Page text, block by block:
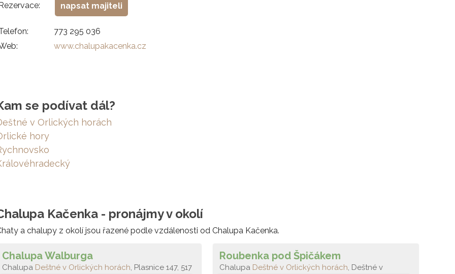
napsat majiteli
773 295 036
www.chalupakacenka.cz
se podívat dál?
v Orlických horách
hory
Kačenka - pronájmy v okolí
a chalupy z okolí jsou řazené podle vzdálenosti od Chalupa Kačenka.
Chalupa Walburga
Chalupa Deštné v Orlických horách, Plasnice 147, 517
Roubenka pod Špičákem
Chalupa Deštné v Orlických horách, Deštné v